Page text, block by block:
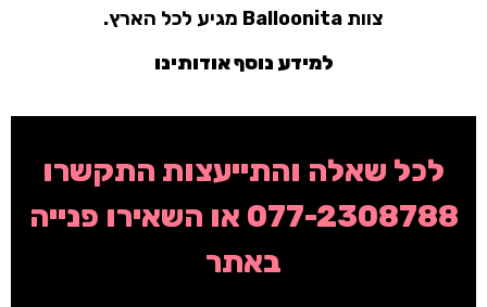
צוות Balloonita מגיע לכל הארץ.
למידע נוסף אודותינו
לכל שאלה והתייעצות התקשרו
077-2308788 או השאירו פנייה
באתר